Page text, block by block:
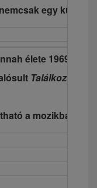
egy
élete 1969-
Találkozás a
a mozikban,